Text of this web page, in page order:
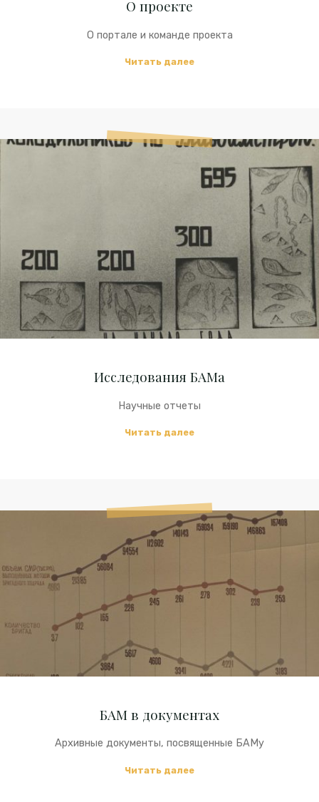
О проекте
О портале и команде проекта
Читать далее"О
Исследования
Исследования БАМа
Научные отчеты
Читать далее"Исследования
БАМ
в
БАМ в документах
Архивные документы, посвященные БАМу
Читать далее"БАМ